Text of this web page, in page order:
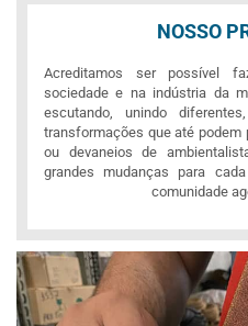
NOSSO
Acreditamos ser possível
sociedade e na indústria da
escutando, unindo
transformações que até podem
ou devaneios de
grandes mudanças para
comunidade